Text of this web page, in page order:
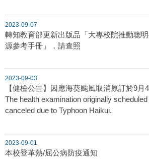
2023-09-07
轉知教育部更新出版品「大專校院推動聰
源參考手冊」，請查照
2023-09-03
【健檢公告】因應海葵颱風取消原訂於9月
The health examination originally
canceled due to Typhoon Haikui.
2023-09-01
本校登革熱/屈公病防疫通知